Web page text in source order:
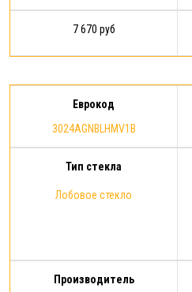
7 670 руб
Еврокод
3024AGNBLHMV1B
Тип стекла
Лобовое стекло
Производитель